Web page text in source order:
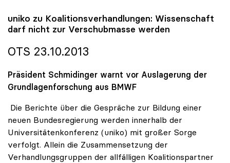
uniko zu Koalitionsverhandlungen: Wissenschaft
darf nicht zur Verschubmasse werden
OTS 23.10.2013
Präsident Schmidinger warnt vor Auslagerung der
Grundlagenforschung aus BMWF
Die Berichte über die Gespräche zur Bildung einer
neuen Bundesregierung werden innerhalb der
Universitätenkonferenz (uniko) mit großer Sorge
verfolgt. Allein die Zusammensetzung der
Verhandlungsgruppen der allfälligen Koalitionspartner